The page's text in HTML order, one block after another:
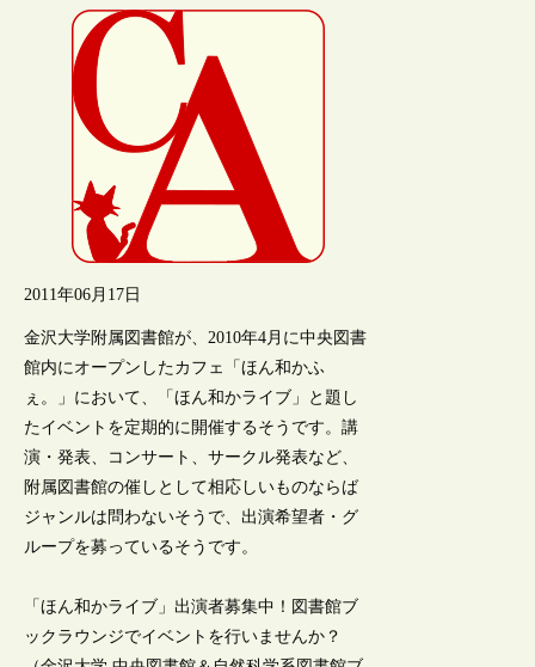
2011年06月17日
金沢大学附属図書館が、2010年4月に中央図書
館内にオープンしたカフェ「ほん和かふ
ぇ。」において、「ほん和かライブ」と題し
たイベントを定期的に開催するそうです。講
演・発表、コンサート、サークル発表など、
附属図書館の催しとして相応しいものならば
ジャンルは問わないそうで、出演希望者・グ
ループを募っているそうです。
「ほん和かライブ」出演者募集中！図書館ブ
ックラウンジでイベントを行いませんか？